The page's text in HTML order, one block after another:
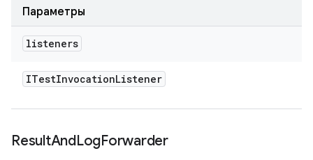
Параметры
listeners
ITestInvocationListener
ResultAndLogForwarder